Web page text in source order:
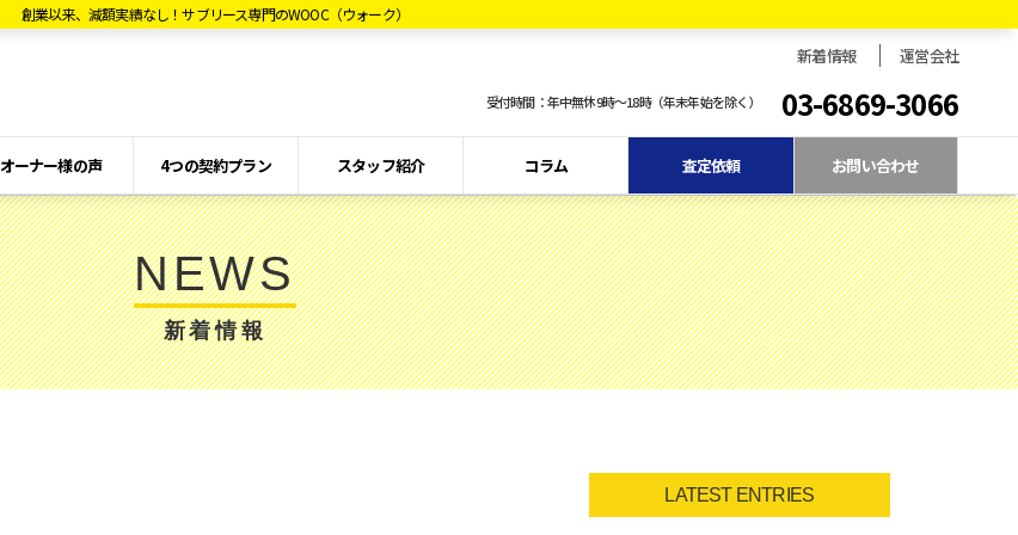
創業以来、減額実績なし！サブリース専門のWOOC（ウォーク）
新着情報 運営会社
受付時間：年中無休9時〜18時（年末年始を除く） 03-6869-3066
オーナー様の声 4つの契約プラン スタッフ紹介 コラム 査定依頼 お問い合わせ
NEWS
新着情報
LATEST ENTRIES